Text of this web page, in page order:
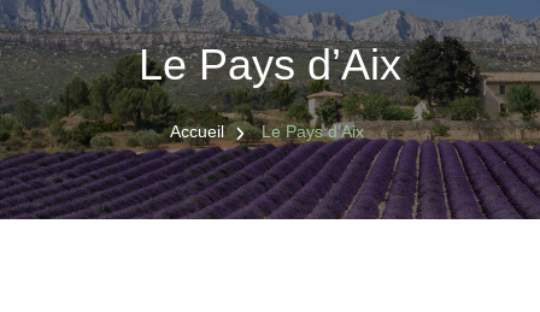
Le Pays d’Aix
Accueil Le Pays d’Aix